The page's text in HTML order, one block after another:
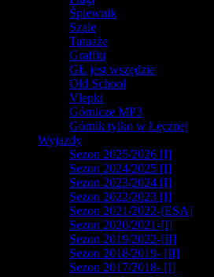
Śpiewnik
Szale
Tatuaże
Graffiti
GŁ jest wszędzie
Old School
Vlepki
Górnicze MP3
Górnik tylko w Łęcznej
Wyjazdy
Sezon 2025/2026 [I]
Sezon 2024/2025 [I]
Sezon 2023/2024 [I]
Sezon 2022/2023 [I]
Sezon 2021/2022-[ESA]
Sezon 2020/2021-[I]
Sezon 2019/2022-[II]
Sezon 2018/2019- [II]
Sezon 2017/2018- [I]